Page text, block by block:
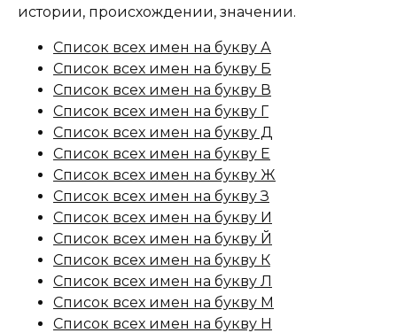
истории, происхождении, значении.
Список всех имен на букву А
Список всех имен на букву Б
Список всех имен на букву В
Список всех имен на букву Г
Список всех имен на букву Д
Список всех имен на букву Е
Список всех имен на букву Ж
Список всех имен на букву З
Список всех имен на букву И
Список всех имен на букву Й
Список всех имен на букву К
Список всех имен на букву Л
Список всех имен на букву М
Список всех имен на букву Н